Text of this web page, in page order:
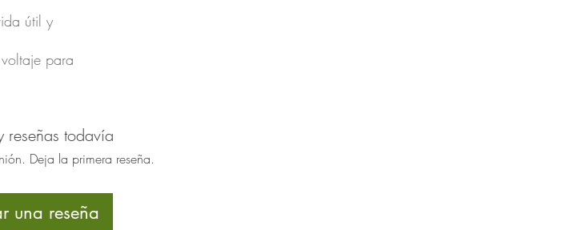
útil y
para
reseñas todavía
Deja la primera reseña.
una reseña